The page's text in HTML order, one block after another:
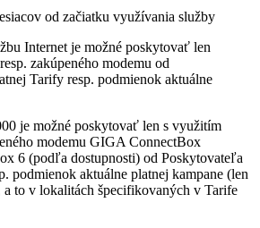
od začiatku využívania služby
Internet je možné poskytovať len
zakúpeného modemu od
Tarify resp. podmienok aktuálne
je možné poskytovať len s využitím
modemu GIGA ConnectBox
6 (podľa dostupnosti) od Poskytovateľa
podmienok aktuálne platnej kampane (len
a to v lokalitách špecifikovaných v Tarife